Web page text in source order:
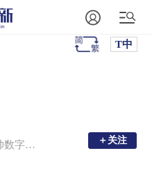
T中
博士、金融学者，香帅数字经济工作室创始人，香帅的金融江湖公众号主理人，香帅的北大金融学课主理人，年度财富报告主理人，曾任北京大学金融学副教授、博士生导师。 ＋关注
＋关注